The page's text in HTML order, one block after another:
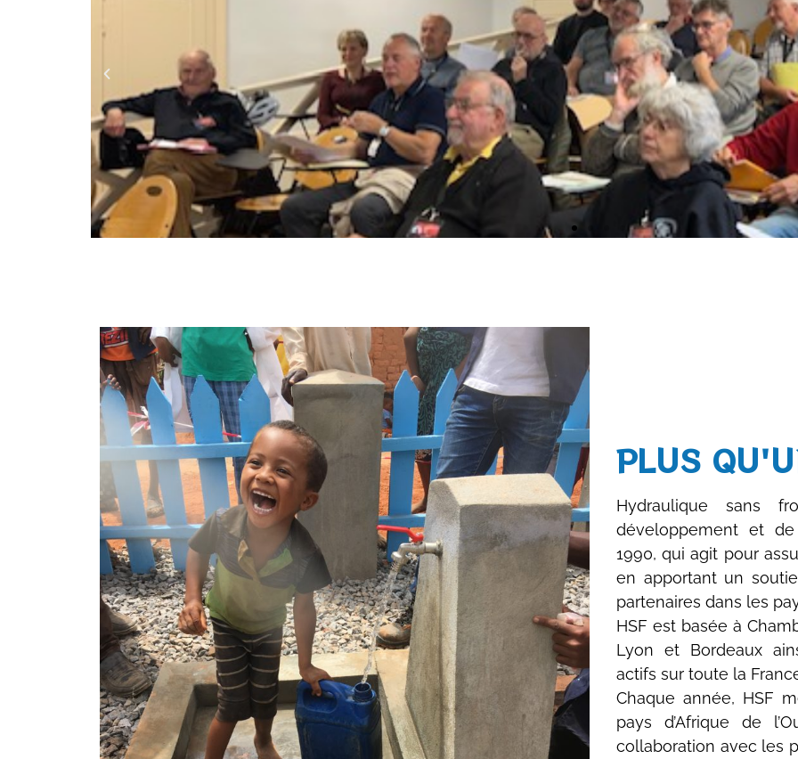
Maison des associations – 67 rue Saint-François-de-Sales – 73000 Chambéry
PLUS
Hydraulique sans
développement et
1990, qui agit pour
en apportant un
partenaires dans les
HSF est basée à
Lyon et Bordeaux
actifs sur toute la
Chaque année, HSF
pays d’Afrique de
collaboration avec les